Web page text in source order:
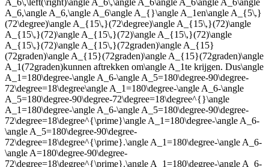
A_6\,\left(\right)\angle A_6\,\angle A_6\angle A_6\angle A_6\angle
A_6,\angle A_6,\angle A_6\angle A_{}\angle A_1en\angle A_{5\,}
(72\degree)\angle A_{15\,}(72\degree)\angle A_{15\,}(72)\angle
A_{15\,}(72)\angle A_{15\,}(72)\angle A_{15\,}(72)\angle
A_{15\,}(72)\angle A_{15\,}(72graden)\angle A_{15}
(72graden)\angle A_{15}(72graden)\angle A_{15}(72graden)\angle
A_1(72graden)kunnen aftrekken om\angle A_1te krijgen. Dus\angle
A_1=180\degree-\angle A_6-\angle A_5=180\degree-90\degree-
72\degree=18\degree\angle A_1=180\degree-\angle A_6-\angle
A_5=180\degree-90\degree-72\degree=18\degree^{}\angle
A_1=180\degree-\angle A_6-\angle A_5=180\degree-90\degree-
72\degree=18\degree^{\prime}\angle A_1=180\degree-\angle A_6-
\angle A_5=180\degree-90\degree-
72\degree=18\degree^{\prime}.\angle A_1=180\degree-\angle A_6-
\angle A=180\degree-90\degree-
72\degree=18\degree^{\prime}.\angle A_1=180\degree-\angle A_6-